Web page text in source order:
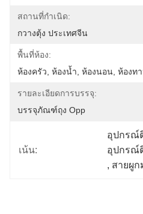
สถานที่กำเนิด:
กวางตุ้ง ประเทศจีน
พื้นที่ห้อง:
ห้องครัว, ห้องน้ำ, ห้องนอน, ห้องท
รายละเอียดการบรรจุ:
บรรจุภัณฑ์ถุง Opp
เน้น:
อุปกรณ์
อุปกรณ์
, สายผู